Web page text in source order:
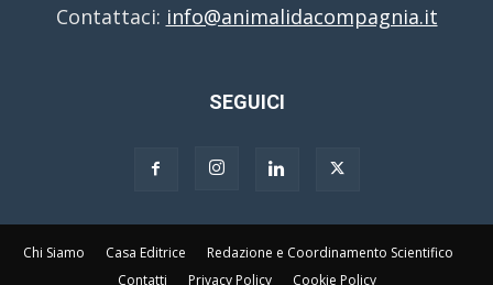
Contattaci: info@animalidacompagnia.it
SEGUICI
Chi Siamo Casa Editrice
Redazione e Coordinamento Scientifico
Contatti
Privacy Policy Cookie Policy